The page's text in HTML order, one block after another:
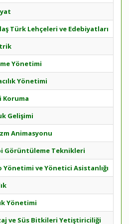
Türk Lehçeleri ve Edebiyatları
Yönetimi
Yönetimi
Koruma
Gelişimi
Animasyonu
Görüntüleme Teknikleri
ve Yönetici Asistanlığı
Yönetimi
ve Süs Bitkileri Yetiştiriciliği